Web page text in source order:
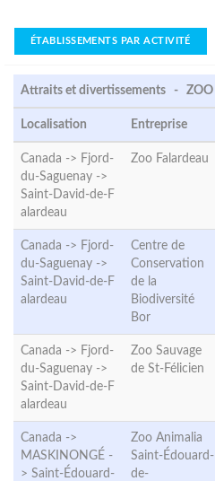
ÉTABLISSEMENTS PAR ACTIVITÉ
Attraits et divertissements - ZOO
Localisation Entreprise
Canada -> Fjord-
du-Saguenay ->
Saint-David-de-F
alardeau
Zoo Falardeau
Canada -> Fjord-
du-Saguenay ->
Saint-David-de-F
alardeau
Centre de
Conservation
de la
Biodiversité
Bor
Canada -> Fjord-
du-Saguenay ->
Saint-David-de-F
alardeau
Zoo Sauvage
de St-Félicien
Canada ->
MASKINONGÉ -
> Saint-Édouard-
Zoo Animalia
Saint-Édouard-
de-